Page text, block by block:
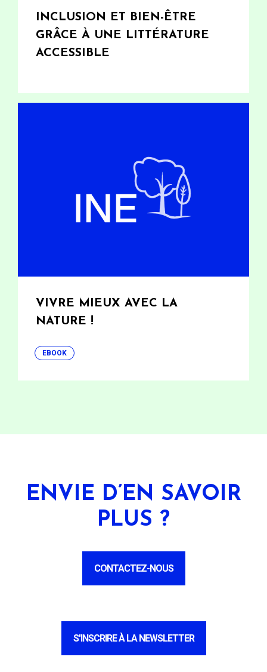
INCLUSION ET BIEN-ÊTRE
GRÂCE À UNE LITTÉRATURE
ACCESSIBLE
VIVRE MIEUX AVEC LA
NATURE !
EBOOK
ENVIE D’EN SAVOIR
PLUS ?
CONTACTEZ-NOUS
S'INSCRIRE À LA NEWSLETTER